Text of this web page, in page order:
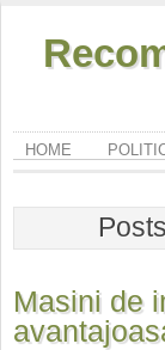
HOME
Masini de